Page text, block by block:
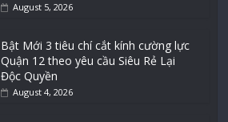
August 5, 2026
Bật Mới 3 tiêu chí cắt kính cường lực
Quận 12 theo yêu cầu Siêu Rẻ Lại
Độc Quyền
August 4, 2026